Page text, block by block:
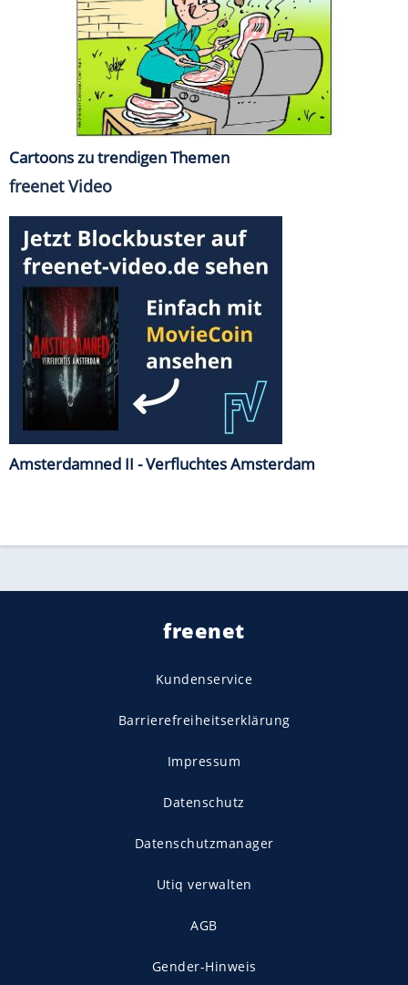
Cartoons zu trendigen Themen
freenet Video
Amsterdamned II - Verfluchtes Amsterdam
freenet
Kundenservice
Barrierefreiheitserklärung
Impressum
Datenschutz
Datenschutzmanager
Utiq verwalten
AGB
Gender-Hinweis